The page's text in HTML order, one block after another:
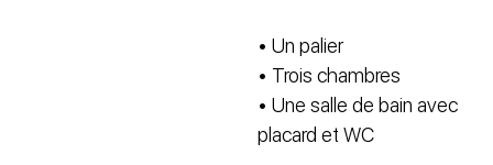
• Un palier
• Trois chambres
• Une salle de bain avec
placard et WC